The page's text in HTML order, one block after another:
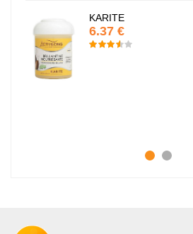
KARITE
6.37 €